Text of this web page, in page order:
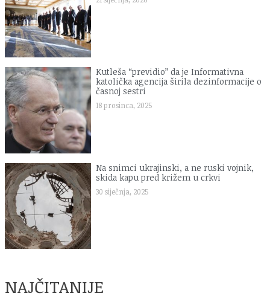
Kutleša “previdio” da je Informativna
katolička agencija širila dezinformacije o
časnoj sestri
18 prosinca, 2025
Na snimci ukrajinski, a ne ruski vojnik,
skida kapu pred križem u crkvi
30 siječnja, 2025
NAJČITANIJE